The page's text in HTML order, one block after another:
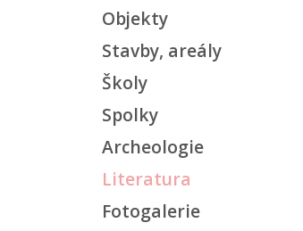
Objekty
Stavby, areály
Školy
Spolky
Archeologie
Literatura
Fotogalerie